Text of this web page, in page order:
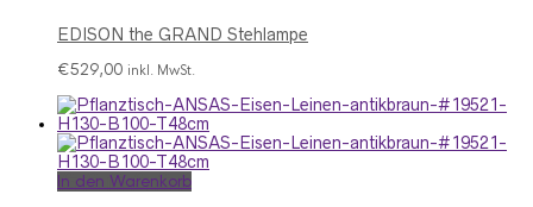
EDISON the GRAND Stehlampe
€529,00 inkl. MwSt.
In den Warenkorb